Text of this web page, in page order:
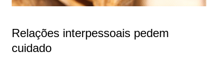
Relações interpessoais pedem
cuidado